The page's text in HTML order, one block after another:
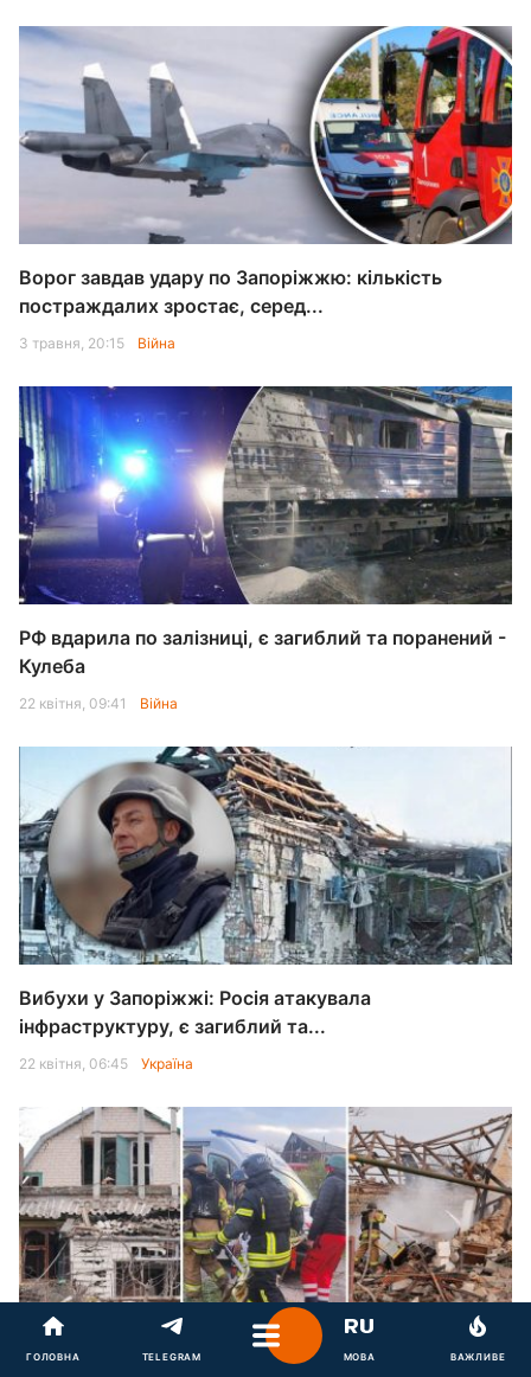
Ворог завдав удару по Запоріжжю: кількість
постраждалих зростає, серед...
3 травня, 20:15 Війна
РФ вдарила по залізниці, є загиблий та поранений -
Кулеба
22 квітня, 09:41 Війна
Вибухи у Запоріжжі: Росія атакувала
інфраструктуру, є загиблий та...
22 квітня, 06:45 Україна
РФ завдала серію ударів по передмістю Запоріжжя:
ГОЛОВНА TELEGRAM МОВА ВАЖЛИВЕ